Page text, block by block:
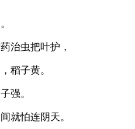
治虫把叶护，
稻子黄。
强。
就怕连阴天。